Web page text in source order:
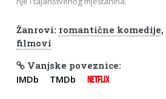
Žanrovi: romantične komedije,
filmovi
Vanjske poveznice:
IMDb TMDb NETFLIX